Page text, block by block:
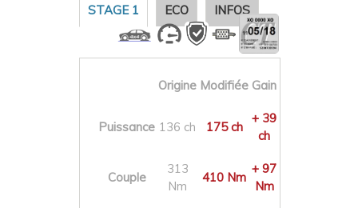
STAGE 1 ECO INFOS
Origine Modifiée Gain
Puissance 136 ch 175 ch
+ 39
ch
Couple
313
Nm
410 Nm
+ 97
Nm